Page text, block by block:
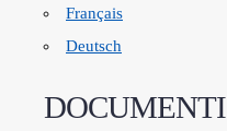
Français
Deutsch
DOCUMENTI